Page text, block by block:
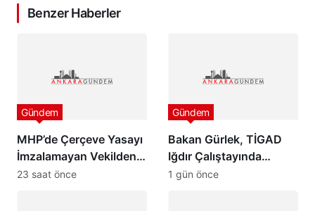
Benzer Haberler
MHP’de Çerçeve Yasayı
İmzalamayan Vekilden
Paylaşım
Gündem
23 saat önce
Bakan Gürlek, TİGAD
Iğdır Çalıştayında
konuştu: “Türkiye pazar
Gündem
1 gün önce